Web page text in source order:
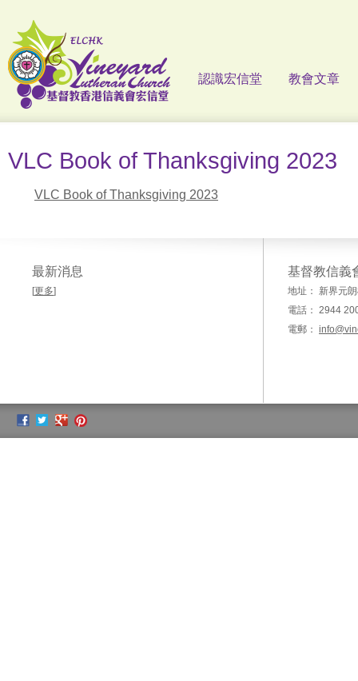
認識宏信堂 教會文章
VLC Book of Thanksgiving 2023
VLC Book of Thanksgiving 2023
最新消息
[更多]
基督教信義
地址： 新界元
電話： 2944
電郵：